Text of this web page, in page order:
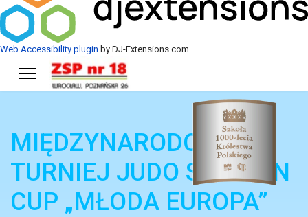
Web Accessibility plugin by DJ-Extensions.com
MIĘDZYNARODOWY
TURNIEJ JUDO SOLANIN
CUP „MŁODA EUROPA”